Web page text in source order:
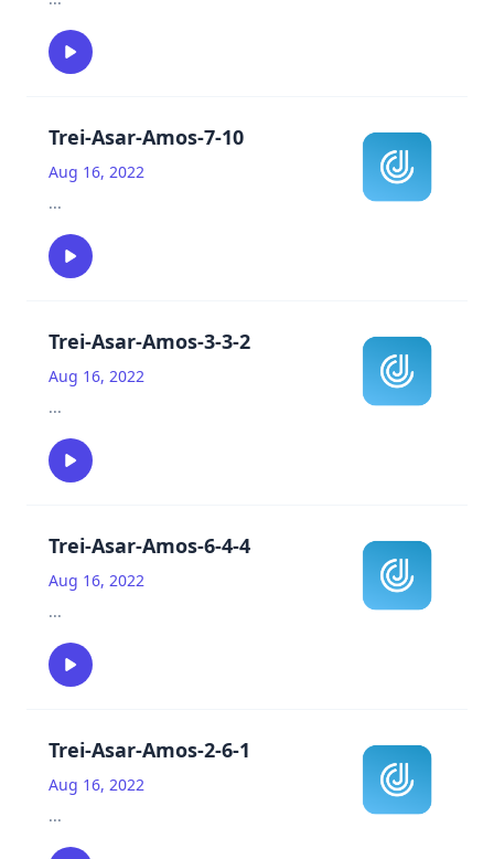
Trei-Asar-Amos-7-10
Aug 16, 2022
...
Trei-Asar-Amos-3-3-2
Aug 16, 2022
...
Trei-Asar-Amos-6-4-4
Aug 16, 2022
...
Trei-Asar-Amos-2-6-1
Aug 16, 2022
...